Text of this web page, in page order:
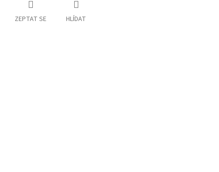
ZEPTAT SE HLÍDAT